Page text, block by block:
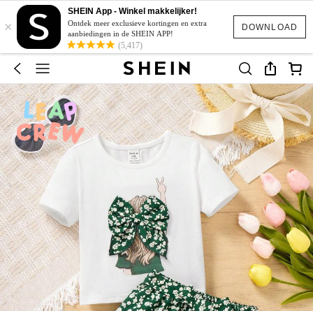
DOWNLOAD
×
SHEIN App - Winkel makkelijker!
Ontdek meer exclusieve kortingen en extra
aanbiedingen in de SHEIN APP!
(5,417)